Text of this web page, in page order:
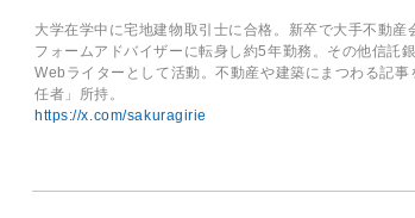
大学在学中に宅地建物取引士に合格。新卒で大手不動
フォームアドバイザーに転身し約5年勤務。その他信託
Webライターとして活動。不動産や建築にまつわる記
任者」所持。
https://x.com/sakuragirie